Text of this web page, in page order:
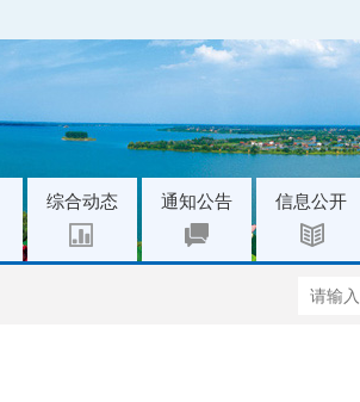
综合动态 通知公告 信息公开